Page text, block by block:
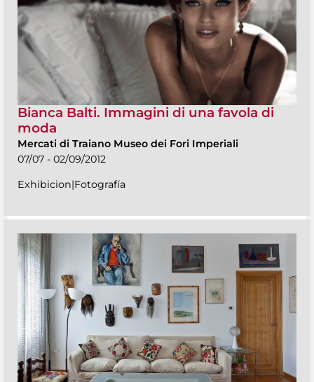
Bianca Balti. Immagini di una favola di
moda
Mercati di Traiano Museo dei Fori Imperiali
07/07 - 02/09/2012
Exhibicion|Fotografía